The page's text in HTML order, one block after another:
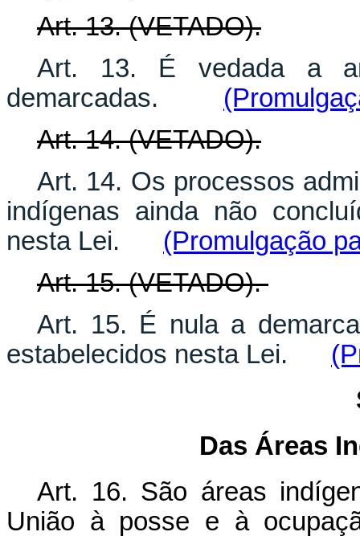
Art. 13. (VETADO).
Art. 13. É vedada a
demarcadas.
Art. 14. (VETADO).
Art. 14. Os processos
indígenas ainda não
nesta Lei. (Promulgação
Art. 15. (VETADO).
Art. 15. É nula a
estabelecidos nesta Lei.
Das Áreas
Art. 16. São áreas
União à posse e à